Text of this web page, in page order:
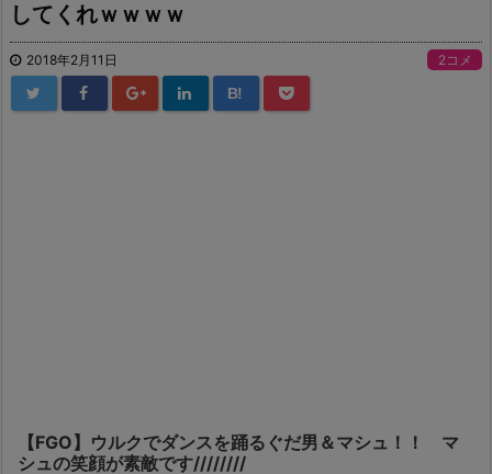
してくれｗｗｗｗ
2018年2月11日 2コメ
B!
【FGO】ウルクでダンスを踊るぐだ男＆マシュ！！ マ
シュの笑顔が素敵です////////